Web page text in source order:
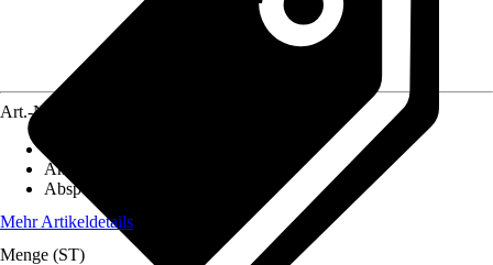
Art.-Nr.
Anschlussform
Absperrbar
Mehr Artikeldetails
Menge (ST)